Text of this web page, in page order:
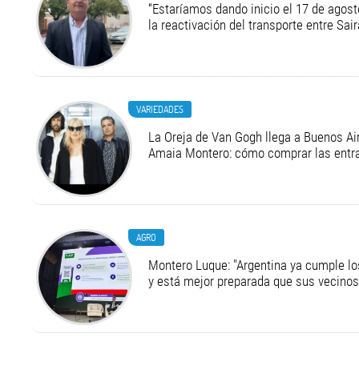
“Estaríamos dando inicio el 17 de
la reactivación del transporte entre
VARIEDADES
La Oreja de Van Gogh llega a Buenos
Amaia Montero: cómo comprar las
AGRO
Montero Luque: "Argentina ya cumple
y está mejor preparada que sus